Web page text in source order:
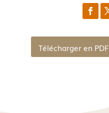
Télécharger en PDF